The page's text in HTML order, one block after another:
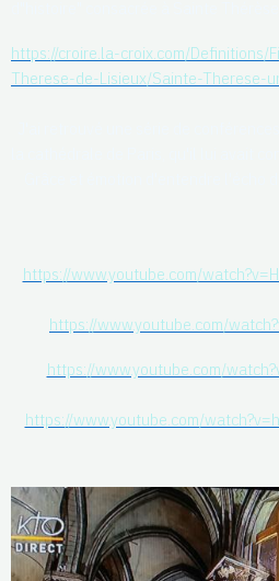
https://croire.la-croix.com/
Therese-de-Lisieux/Sainte-Therese-
https://www.youtube.com/
https://www.youtube.com/
https://www.youtube.com/
https://www.youtube.com/